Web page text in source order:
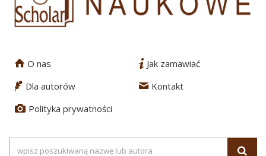
1 O nas 2 Jak zamawiać
3 Dla autorów 4 Kontakt
5 Polityka prywatności